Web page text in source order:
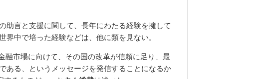
助言と支援に関して、長年にわたる経験を擁して
中で培った経験などは、他に類を見ない。
融市場に向けて、その国の改革が信頼に足り、最
ある、というメッセージを発信することになるか